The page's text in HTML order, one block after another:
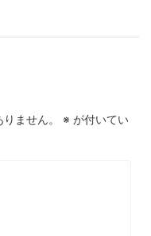
ません。 ※ が付いてい